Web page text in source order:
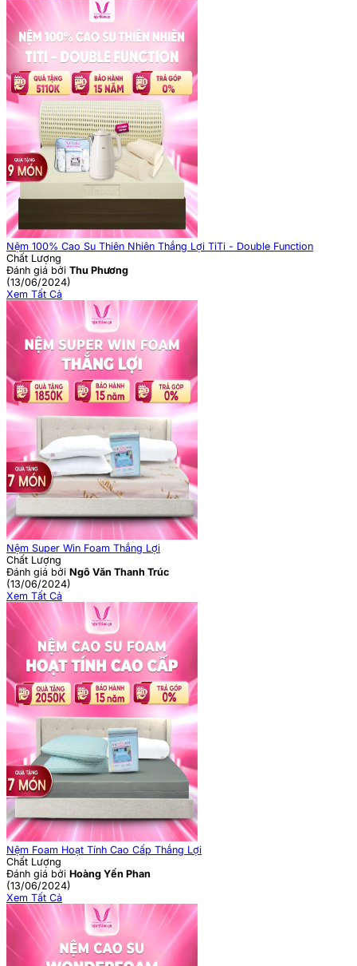
Nệm 100% Cao Su Thiên Nhiên Thắng Lợi TiTi - Double Function
Chất Lượng
Đánh giá bởi Thu Phương
(13/06/2024)
Xem Tất Cả
Nệm Super Win Foam Thắng Lợi
Chất Lượng
Đánh giá bởi Ngô Văn Thanh Trúc
(13/06/2024)
Xem Tất Cả
Nệm Foam Hoạt Tính Cao Cấp Thắng Lợi
Chất Lượng
Đánh giá bởi Hoàng Yến Phan
(13/06/2024)
Xem Tất Cả